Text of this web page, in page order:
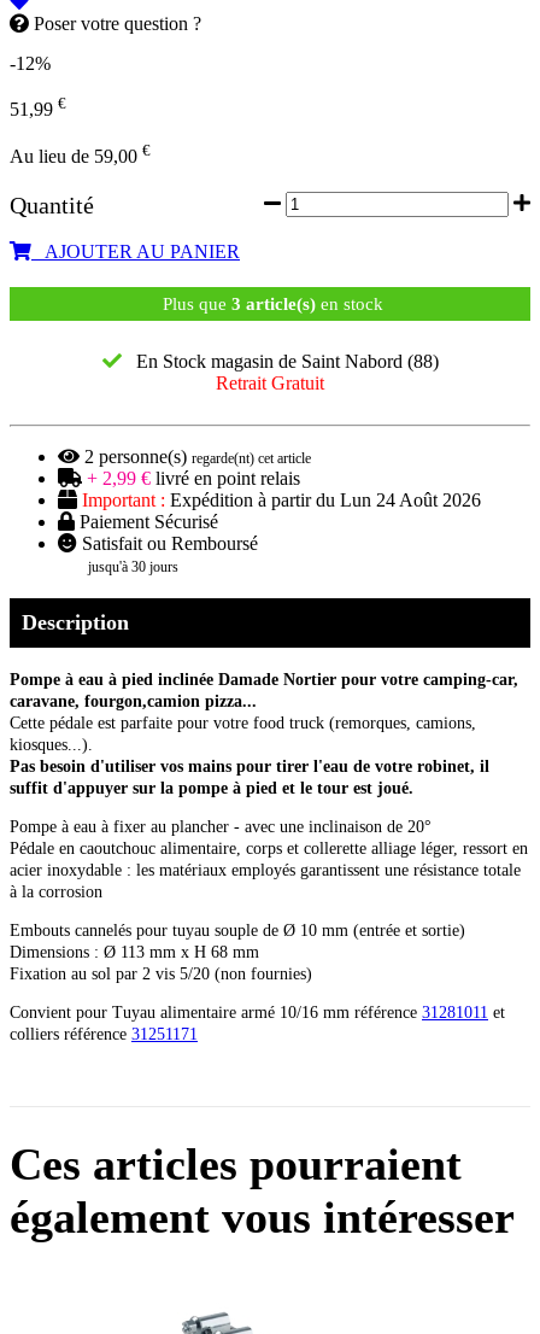
Poser votre question ?
-12%
51,99 €
Au lieu de 59,00 €
Quantité
AJOUTER AU PANIER
Plus que 3 article(s)en stock
En Stock magasin de Saint Nabord (88)
Retrait Gratuit
2 personne(s) regarde(nt) cet article
+ 2,99 € livré en point relais
Important : Expédition à partir du Lun 24 Août 2026
Paiement Sécurisé
Satisfait ou Remboursé
jusqu'à 30 jours
Description
Pompe à eau à pied inclinée Damade Nortier pour votre camping-car,
caravane, fourgon,camion pizza...
Cette pédale est parfaite pour votre food truck (remorques, camions,
kiosques...).
Pas besoin d'utiliser vos mains pour tirer l'eau de votre robinet, il
suffit d'appuyer sur la pompe à pied et le tour est joué.
Pompe à eau à fixer au plancher - avec une inclinaison de 20°
Pédale en caoutchouc alimentaire, corps et collerette alliage léger, ressort en
acier inoxydable : les matériaux employés garantissent une résistance totale
à la corrosion
Embouts cannelés pour tuyau souple de Ø 10 mm (entrée et sortie)
Dimensions : Ø 113 mm x H 68 mm
Fixation au sol par 2 vis 5/20 (non fournies)
Convient pour Tuyau alimentaire armé 10/16 mm référence 31281011 et
colliers référence 31251171
Ces articles pourraient
également vous intéresser